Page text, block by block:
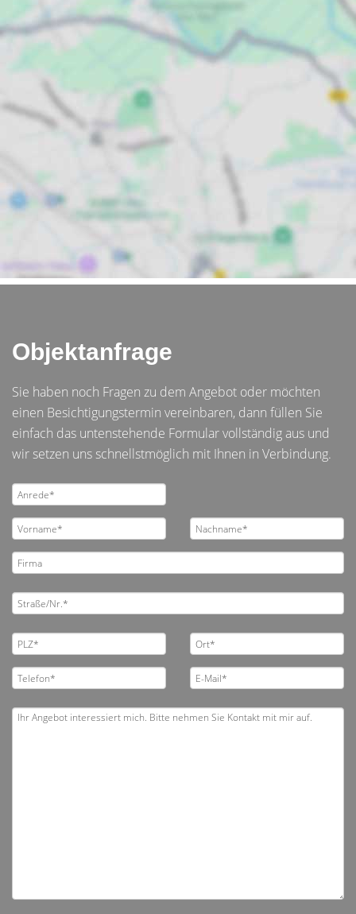
Objektanfrage
Sie haben noch Fragen zu dem Angebot oder möchten
einen Besichtigungstermin vereinbaren, dann füllen Sie
einfach das untenstehende Formular vollständig aus und
wir setzen uns schnellstmöglich mit Ihnen in Verbindung.